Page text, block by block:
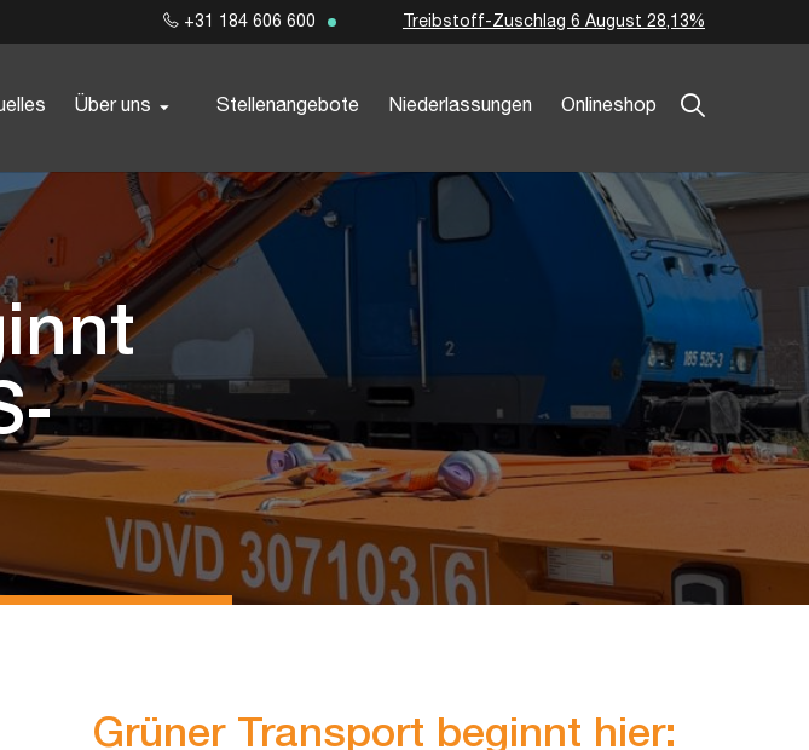
Über uns Stellenangebote Niederlassungen Onlineshop
+31 184 606 600 Treibstoff-Zuschlag 6 August 28,13%
Grüner Transport beginnt hier: